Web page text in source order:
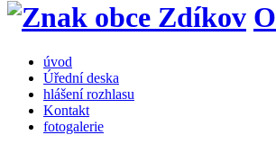
úvod
Úřední deska
hlášení rozhlasu
Kontakt
fotogalerie